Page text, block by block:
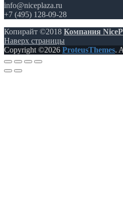
info@niceplaza.ru
+7 (495) 128-09-28
Копирайт ©2018 Компания
Наверх страницы
Copyright ©2026 ProteusThemes.